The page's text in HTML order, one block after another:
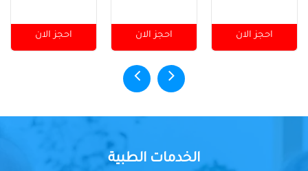
احجز الان احجز الان احجز الان
الخدمات الطبية